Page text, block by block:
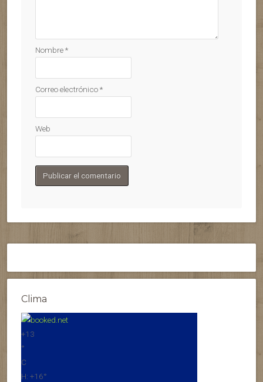
Nombre*
Correo electrónico*
Web
Clima
+13
°
C
H: +16°